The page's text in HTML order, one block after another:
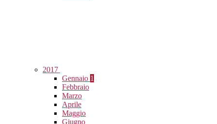
2017
Gennaio 1
Febbraio
Marzo
Aprile
Maggio
Giugno